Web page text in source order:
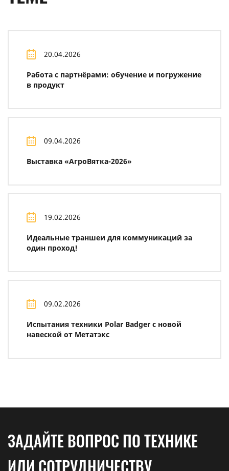
20.04.2026
Работа с партнёрами: обучение и погружение
в продукт
09.04.2026
Выставка «АгроВятка-2026»
19.02.2026
Идеальные траншеи для коммуникаций за
один проход!
09.02.2026
Испытания техники Polar Badger с новой
навеской от Метатэкс
ЗАДАЙТЕ ВОПРОС ПО ТЕХНИКЕ
ИЛИ СОТРУДНИЧЕСТВУ